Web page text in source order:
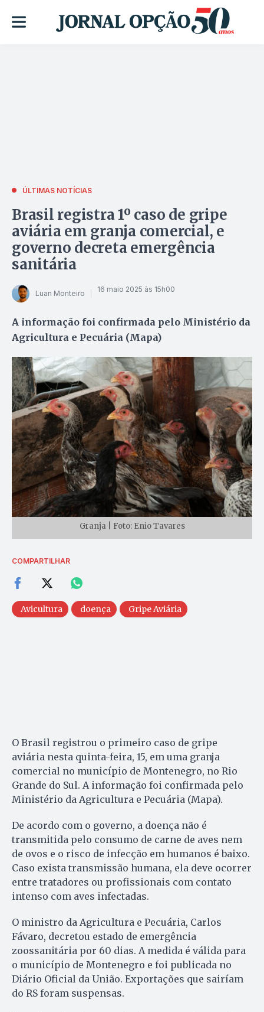
ÚLTIMAS NOTÍCIAS
Brasil registra 1º caso de gripe
aviária em granja comercial, e
governo decreta emergência
sanitária
Luan Monteiro 16 maio 2025 às 15h00
A informação foi confirmada pelo Ministério da
Agricultura e Pecuária (Mapa)
Granja | Foto: Enio Tavares
COMPARTILHAR
Avicultura doença Gripe Aviária
O Brasil registrou o primeiro caso de gripe
aviária nesta quinta-feira, 15, em uma granja
comercial no município de Montenegro, no Rio
Grande do Sul. A informação foi confirmada pelo
Ministério da Agricultura e Pecuária (Mapa).
De acordo com o governo, a doença não é
transmitida pelo consumo de carne de aves nem
de ovos e o risco de infecção em humanos é baixo.
Caso exista transmissão humana, ela deve ocorrer
entre tratadores ou profissionais com contato
intenso com aves infectadas.
O ministro da Agricultura e Pecuária, Carlos
Fávaro, decretou estado de emergência
zoossanitária por 60 dias. A medida é válida para
o município de Montenegro e foi publicada no
Diário Oficial da União. Exportações que sairíam
do RS foram suspensas.